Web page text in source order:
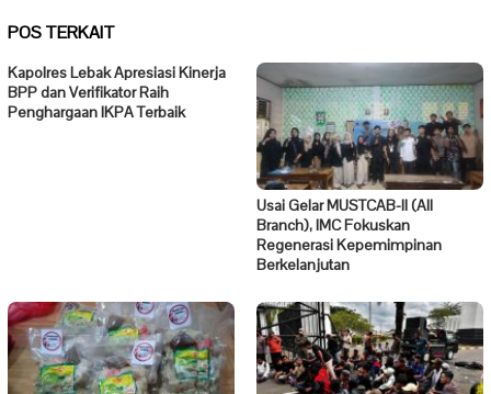
POS TERKAIT
Kapolres Lebak Apresiasi Kinerja
BPP dan Verifikator Raih
Penghargaan IKPA Terbaik
Usai Gelar MUSTCAB-II (All
Branch), IMC Fokuskan
Regenerasi Kepemimpinan
Berkelanjutan